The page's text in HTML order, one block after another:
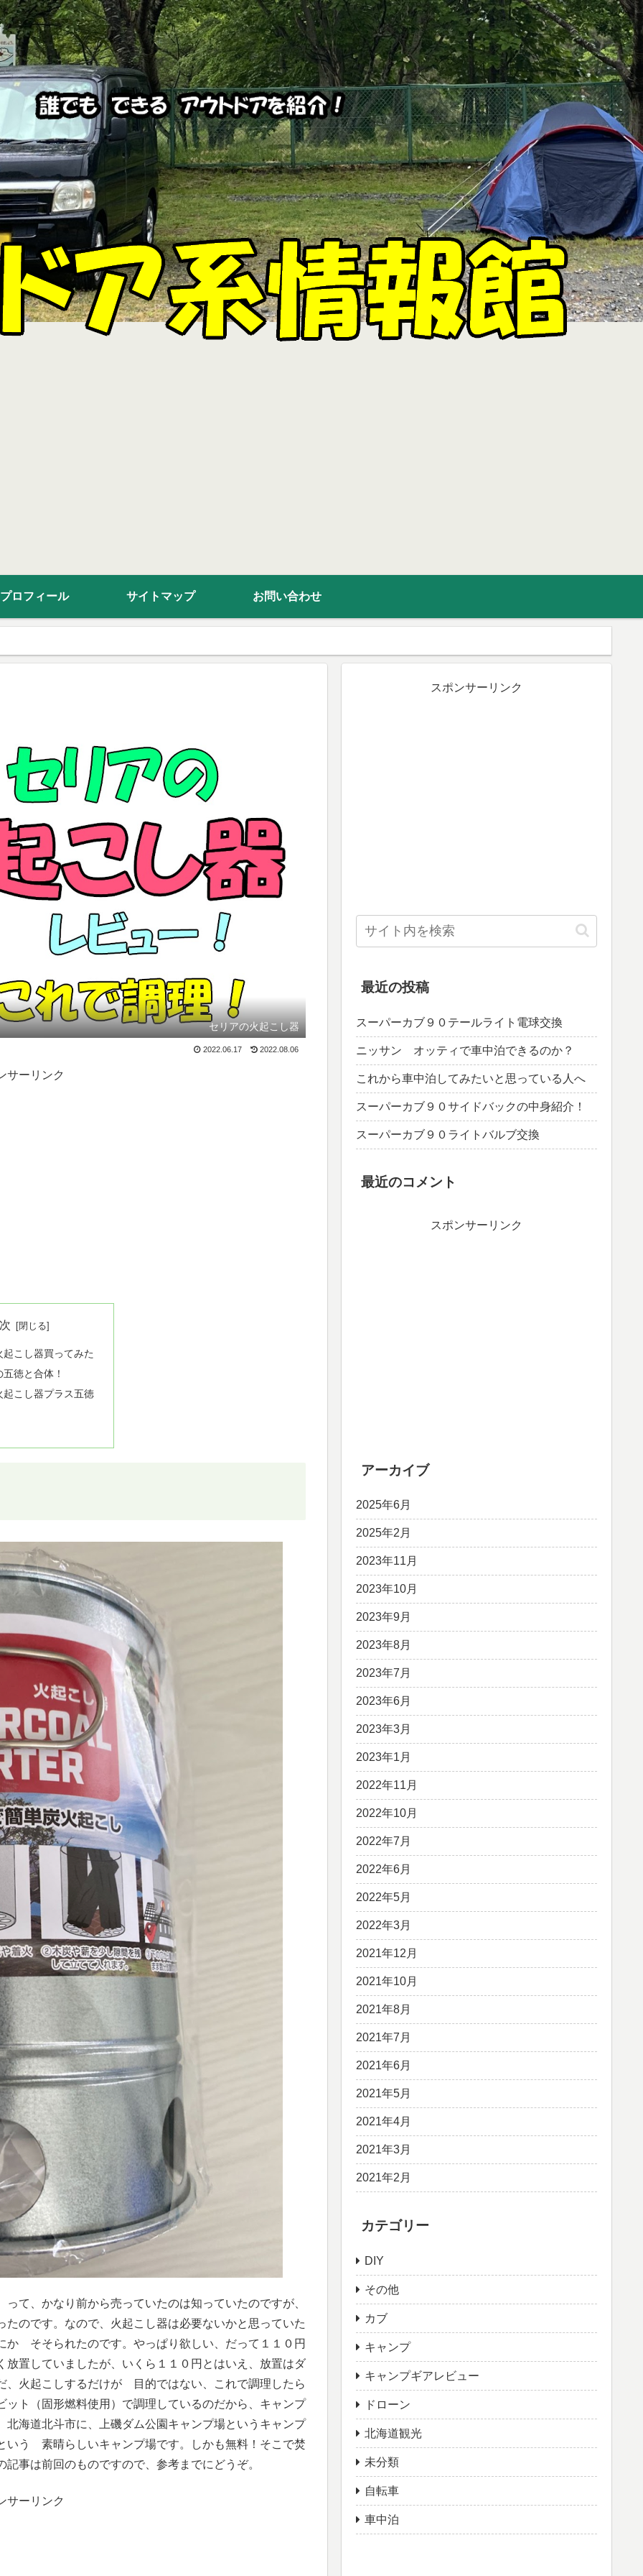
プロフィール サイトマップ お問い合わせ
セリアの火起こし器
2022.06.17 2022.08.06
サーリンク
起こし器買ってみた
徳と合体！
起こし器プラス五徳
て、かなり前から売っていたのは知っていたのですが、
のです。なので、火起こし器は必要ないかと思っていた
か そそられたのです。やっぱり欲しい、だって１１０円
置していましたが、いくら１１０円とはいえ、放置はダ
、火起こしするだけが 目的ではない、これで調理したら
ト（固形燃料使用）で調理しているのだから、キャンプ
海道北斗市に、上磯ダム公園キャンプ場というキャンプ
いう 素晴らしいキャンプ場です。しかも無料！そこで焚
事は前回のものですので、参考までにどうぞ。
サーリンク
スポンサーリンク
最近の投稿
スーパーカブ９０テールライト電球交換
ニッサン オッティで車中泊できるのか？
これから車中泊してみたいと思っている人へ
スーパーカブ９０サイドバックの中身紹介！
スーパーカブ９０ライトバルブ交換
最近のコメント
スポンサーリンク
アーカイブ
2025年6月
2025年2月
2023年11月
2023年10月
2023年9月
2023年8月
2023年7月
2023年6月
2023年3月
2023年1月
2022年11月
2022年10月
2022年7月
2022年6月
2022年5月
2022年3月
2021年12月
2021年10月
2021年8月
2021年7月
2021年6月
2021年5月
2021年4月
2021年3月
2021年2月
カテゴリー
DIY
その他
カブ
キャンプ
キャンプギアレビュー
ドローン
北海道観光
未分類
自転車
車中泊